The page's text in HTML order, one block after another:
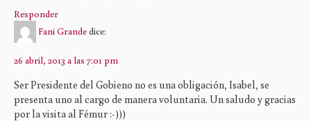
Responder
Fani Grandedice:
26 abril, 2013 a las 7:01 pm
Ser Presidente del Gobieno no es una obligación, Isabel, se
presenta uno al cargo de manera voluntaria. Un saludo y gracias
por la visita al Fémur :-)))